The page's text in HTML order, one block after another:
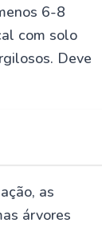
6-8
com solo
Deve
as
árvores